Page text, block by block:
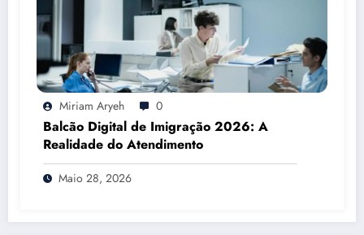
Miriam Aryeh 0
Balcão Digital de Imigração 2026: A
Realidade do Atendimento
Maio 28, 2026